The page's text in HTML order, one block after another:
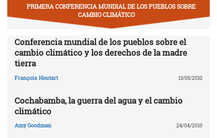
PRIMERA CONFERENCIA MUNDIAL DE LOS PUEBLOS SOBRE
CAMBIO CLIMÁTICO
Conferencia mundial de los pueblos sobre el
cambio climático y los derechos de la madre
tierra
François Houtart 13/05/2010
Cochabamba, la guerra del agua y el cambio
climático
Amy Goodman 24/04/2010